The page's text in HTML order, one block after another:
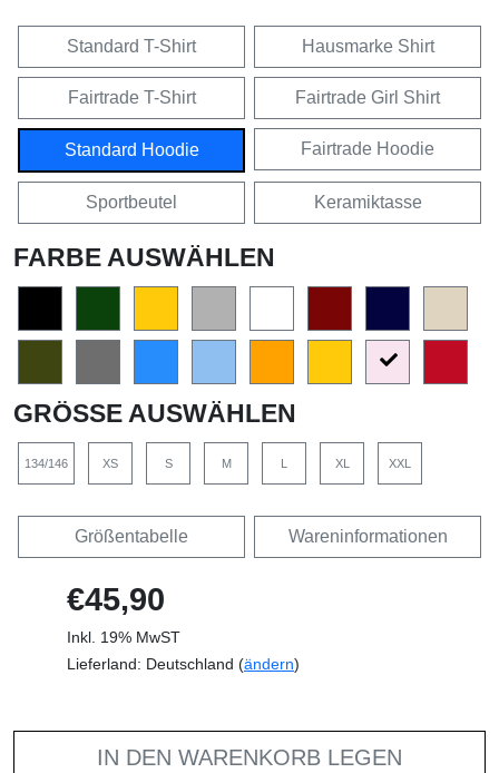
Standard T-Shirt Hausmarke Shirt
Fairtrade T-Shirt Fairtrade Girl Shirt
Standard Hoodie Fairtrade Hoodie
Sportbeutel Keramiktasse
FARBE AUSWÄHLEN
GRÖSSE AUSWÄHLEN
134/146 XS S M L XL XXL
Größentabelle Wareninformationen
€45,90
Inkl. 19% MwST
Lieferland: Deutschland (ändern)
IN DEN WARENKORB LEGEN